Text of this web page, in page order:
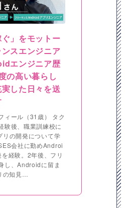
ぐ」をモットー
スエンジニア
エンジニア歴
の高い暮らし
した日々を送
ィール（31歳） タク
験後、職業訓練校に
の開発について学
会社に勤めAndroi
経験。2年後、フリ
し、Androidに留ま
の知見…